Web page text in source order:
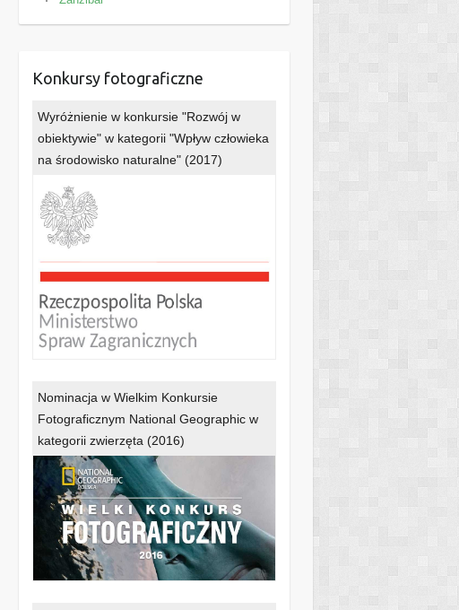
Konkursy fotograficzne
Wyróżnienie w konkursie "Rozwój w
obiektywie" w kategorii "Wpływ człowieka
na środowisko naturalne" (2017)
Nominacja w Wielkim Konkursie
Fotograficznym National Geographic w
kategorii zwierzęta (2016)